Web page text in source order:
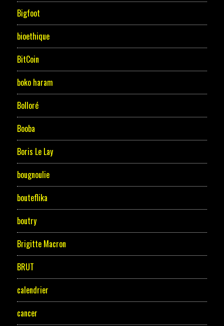
Bigfoot
bioethique
BitCoin
boko haram
Bolloré
Booba
Boris Le Lay
bougnoulie
bouteflika
boutry
Brigitte Macron
BRUT
calendrier
cancer